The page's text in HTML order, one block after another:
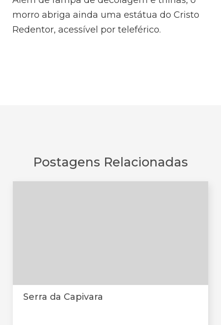
morro abriga ainda uma estátua do Cristo
Redentor, acessível por teleférico.
Postagens Relacionadas
Serra da Capivara